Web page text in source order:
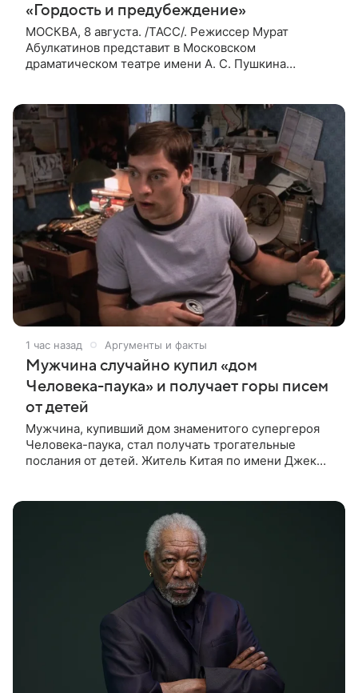
«Гордость и предубеждение»
МОСКВА, 8 августа. /ТАСС/. Режиссер Мурат
Абулкатинов представит в Московском
драматическом театре имени А. С. Пушкина
XVIII —
1 час назад Аргументы и факты
Мужчина случайно купил «дом
Человека-паука» и получает горы писем
от детей
Мужчина, купивший дом знаменитого супергероя
Человека-паука, стал получать трогательные
послания от детей. Житель Китая по имени Джек